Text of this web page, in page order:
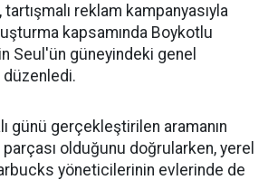
reklam kampanyasıyla
kapsamında Boykotlu
Seul'ün güneyindeki genel
düzenledi.
günü gerçekleştirilen aramanın
olduğunu doğrularken, yerel
yöneticilerinin evlerinde de